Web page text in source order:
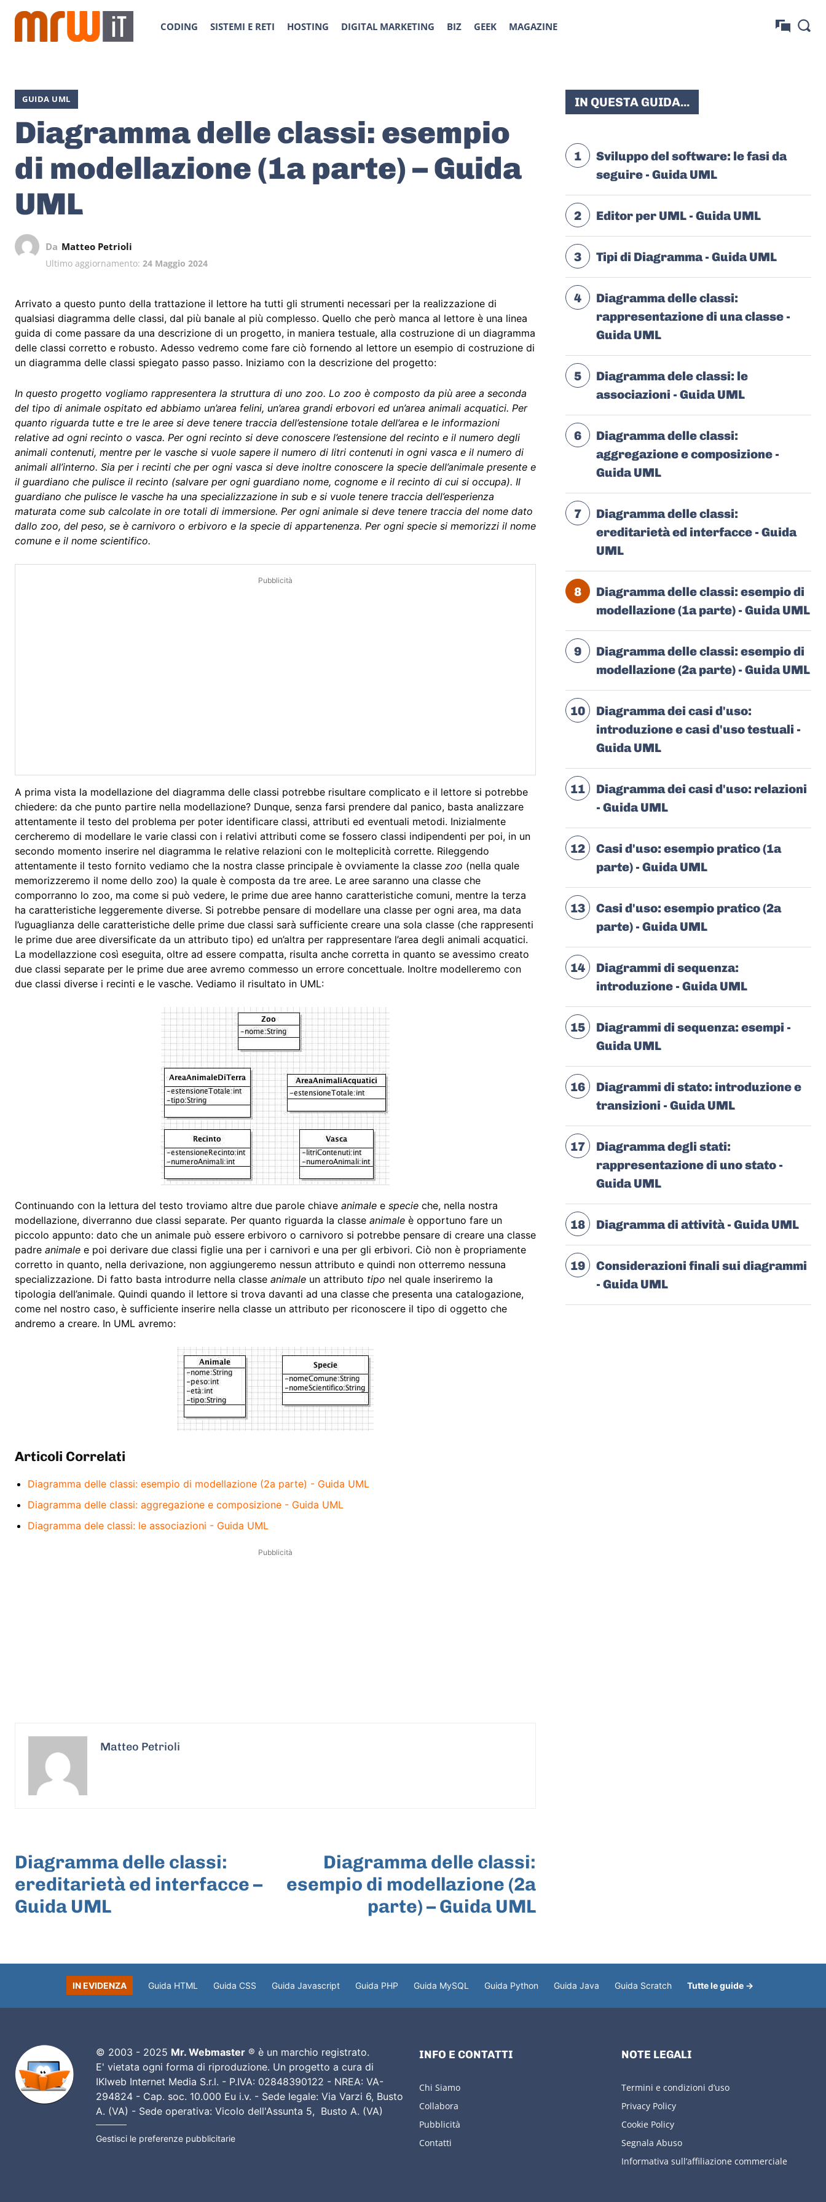
CODING SISTEMI E RETI HOSTING DIGITAL MARKETING BIZ GEEK MAGAZINE
GUIDA UML
Diagramma delle classi: esempio
di modellazione (1a parte) – Guida
UML
Da Matteo Petrioli
Ultimo aggiornamento: 24 Maggio 2024
Arrivato a questo punto della trattazione il lettore ha tutti gli strumenti necessari per la realizzazione di
qualsiasi diagramma delle classi, dal più banale al più complesso. Quello che però manca al lettore è una linea
guida di come passare da una descrizione di un progetto, in maniera testuale, alla costruzione di un diagramma
delle classi corretto e robusto. Adesso vedremo come fare ciò fornendo al lettore un esempio di costruzione di
un diagramma delle classi spiegato passo passo. Iniziamo con la descrizione del progetto:
In questo progetto vogliamo rappresentera la struttura di uno zoo. Lo zoo è composto da più aree a seconda
del tipo di animale ospitato ed abbiamo un’area felini, un’area grandi erbovori ed un’area animali acquatici. Per
quanto riguarda tutte e tre le aree si deve tenere traccia dell’estensione totale dell’area e le informazioni
relative ad ogni recinto o vasca. Per ogni recinto si deve conoscere l’estensione del recinto e il numero degli
animali contenuti, mentre per le vasche si vuole sapere il numero di litri contenuti in ogni vasca e il numero di
animali all’interno. Sia per i recinti che per ogni vasca si deve inoltre conoscere la specie dell’animale presente e
il guardiano che pulisce il recinto (salvare per ogni guardiano nome, cognome e il recinto di cui si occupa). Il
guardiano che pulisce le vasche ha una specializzazione in sub e si vuole tenere traccia dell’esperienza
maturata come sub calcolate in ore totali di immersione. Per ogni animale si deve tenere traccia del nome dato
dallo zoo, del peso, se è carnivoro o erbivoro e la specie di appartenenza. Per ogni specie si memorizzi il nome
comune e il nome scientifico.
Pubblicità
A prima vista la modellazione del diagramma delle classi potrebbe risultare complicato e il lettore si potrebbe
chiedere: da che punto partire nella modellazione? Dunque, senza farsi prendere dal panico, basta analizzare
attentamente il testo del problema per poter identificare classi, attributi ed eventuali metodi. Inizialmente
cercheremo di modellare le varie classi con i relativi attributi come se fossero classi indipendenti per poi, in un
secondo momento inserire nel diagramma le relative relazioni con le molteplicità corrette. Rileggendo
attentamente il testo fornito vediamo che la nostra classe principale è ovviamente la classe zoo (nella quale
memorizzeremo il nome dello zoo) la quale è composta da tre aree. Le aree saranno una classe che
comporranno lo zoo, ma come si può vedere, le prime due aree hanno caratteristiche comuni, mentre la terza
ha caratteristiche leggeremente diverse. Si potrebbe pensare di modellare una classe per ogni area, ma data
l’uguaglianza delle caratteristiche delle prime due classi sarà sufficiente creare una sola classe (che rappresenti
le prime due aree diversificate da un attributo tipo) ed un’altra per rappresentare l’area degli animali acquatici.
La modellazzione così eseguita, oltre ad essere compatta, risulta anche corretta in quanto se avessimo creato
due classi separate per le prime due aree avremo commesso un errore concettuale. Inoltre modelleremo con
due classi diverse i recinti e le vasche. Vediamo il risultato in UML:
Continuando con la lettura del testo troviamo altre due parole chiave animale e specie che, nella nostra
modellazione, diverranno due classi separate. Per quanto riguarda la classe animale è opportuno fare un
piccolo appunto: dato che un animale può essere erbivoro o carnivoro si potrebbe pensare di creare una classe
padre animale e poi derivare due classi figlie una per i carnivori e una per gli erbivori. Ciò non è propriamente
corretto in quanto, nella derivazione, non aggiungeremo nessun attributo e quindi non otterremo nessuna
specializzazione. Di fatto basta introdurre nella classe animale un attributo tipo nel quale inseriremo la
tipologia dell’animale. Quindi quando il lettore si trova davanti ad una classe che presenta una catalogazione,
come nel nostro caso, è sufficiente inserire nella classe un attributo per riconoscere il tipo di oggetto che
andremo a creare. In UML avremo:
Articoli Correlati
Diagramma delle classi: esempio di modellazione (2a parte) - Guida UML
Diagramma delle classi: aggregazione e composizione - Guida UML
Diagramma dele classi: le associazioni - Guida UML
Pubblicità
Matteo Petrioli
Diagramma delle classi:
ereditarietà ed interfacce –
Guida UML
Diagramma delle classi:
esempio di modellazione (2a
parte) – Guida UML
IN QUESTA GUIDA...
1
Sviluppo del software: le fasi da
seguire - Guida UML
2 Editor per UML - Guida UML
3 Tipi di Diagramma - Guida UML
4
Diagramma delle classi:
rappresentazione di una classe -
Guida UML
5
Diagramma dele classi: le
associazioni - Guida UML
6
Diagramma delle classi:
aggregazione e composizione -
Guida UML
7
Diagramma delle classi:
ereditarietà ed interfacce - Guida
UML
8
Diagramma delle classi: esempio di
modellazione (1a parte) - Guida UML
9
Diagramma delle classi: esempio di
modellazione (2a parte) - Guida UML
10
Diagramma dei casi d'uso:
introduzione e casi d'uso testuali -
Guida UML
11
Diagramma dei casi d'uso: relazioni
- Guida UML
12
Casi d'uso: esempio pratico (1a
parte) - Guida UML
13
Casi d'uso: esempio pratico (2a
parte) - Guida UML
14
Diagrammi di sequenza:
introduzione - Guida UML
15
Diagrammi di sequenza: esempi -
Guida UML
16
Diagrammi di stato: introduzione e
transizioni - Guida UML
17
Diagramma degli stati:
rappresentazione di uno stato -
Guida UML
18 Diagramma di attività - Guida UML
19
Considerazioni finali sui diagrammi
- Guida UML
IN EVIDENZA Guida HTML Guida CSS Guida Javascript Guida PHP Guida MySQL Guida Python Guida Java Guida Scratch Tutte le guide →
© 2003 - 2025 Mr. Webmaster® è un marchio registrato.
E' vietata ogni forma di riproduzione. Un progetto a cura di
IKIweb Internet Media S.r.l. - P.IVA: 02848390122 - NREA: VA-
294824 - Cap. soc. 10.000 Eu i.v. - Sede legale: Via Varzi 6, Busto
A. (VA) - Sede operativa: Vicolo dell'Assunta 5, Busto A. (VA)
Gestisci le preferenze pubblicitarie
INFO E CONTATTI
Chi Siamo
Collabora
Pubblicità
Contatti
NOTE LEGALI
Termini e condizioni d’uso
Privacy Policy
Cookie Policy
Segnala Abuso
Informativa sull’affiliazione commerciale